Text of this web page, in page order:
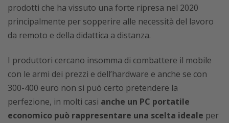
prodotti che ha vissuto una forte ripresa nel 2020
principalmente per sopperire alle necessità del lavoro
da remoto e della didattica a distanza.
I produttori cercano insomma di combattere il mobile
con le armi dei prezzi e dell’hardware e anche se con
300-400 euro non si può certo pretendere la
perfezione, in molti casi anche un PC portatile
economico può rappresentare una scelta ideale per